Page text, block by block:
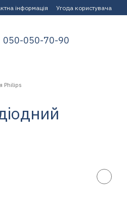
інформація Угода користувача
050-050-70-90
Philips